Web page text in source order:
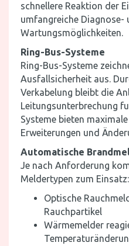
schnellere Reaktion der
umfangreiche Diagnose-
Wartungsmöglichkeiten.
Ring-Bus-Systeme
Ring-Bus-Systeme
Ausfallsicherheit aus.
Verkabelung bleibt die
Leitungsunterbrechung
Systeme bieten
Erweiterungen und
Automatische
Je nach Anforderung
Meldertypen zum Einsatz:
Optische
Rauchpartikel
Wärmemelder